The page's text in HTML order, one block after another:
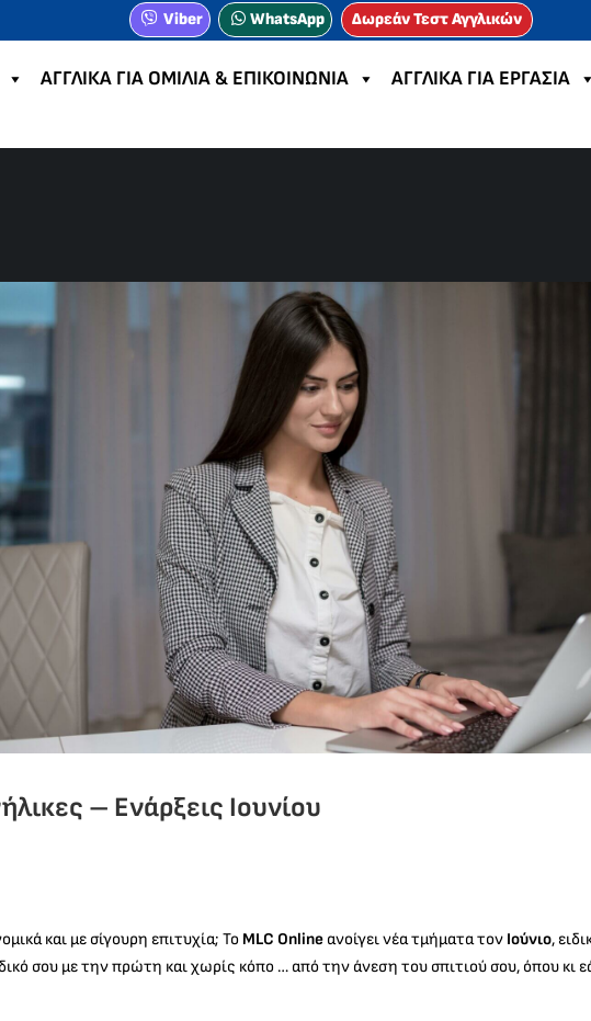
Viber WhatsApp Δωρεάν Τεστ Αγγλικών
ΑΓΓΛΙΚΑ ΓΙΑ ΟΜΙΛΙΑ & ΕΠΙΚΟΙΝΩΝΙΑ ΑΓΓΛΙΚΑ ΓΙΑ ΕΡΓΑΣΙΑ
– Ενάρξεις Ιουνίου
και με σίγουρη επιτυχία; Το MLC Online ανοίγει νέα τμήματα τον Ιούνιο,
σου με την πρώτη και χωρίς κόπο … από την άνεση του σπιτιού σου, όπου κι